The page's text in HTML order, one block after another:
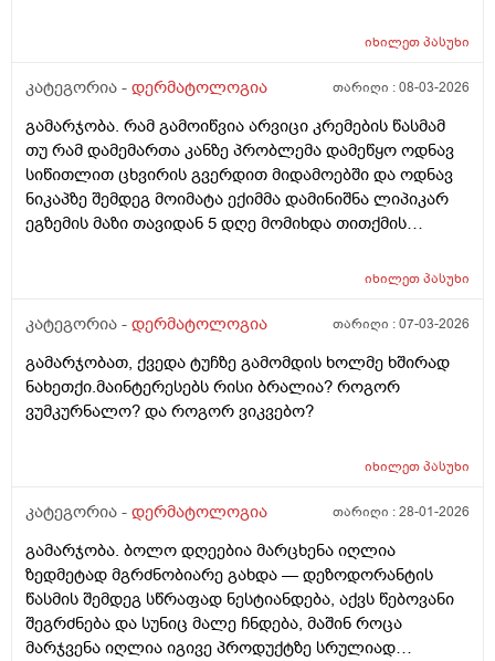
მირჩიეთ რა მაზი შემიძლია გამოვიყენო. მადლობა
იხილეთპასუხი
კატეგორია - დერმატოლოგია თარიღი :08-03-2026
გამარჯობა. რამ გამოიწვია არვიცი კრემების წასმამ
თუ რამ დამემართა კანზე პრობლემა დამეწყო ოდნავ
სიწითლით ცხვირის გვერდით მიდამოებში და ოდნავ
ნიკაპზე შემდეგ მოიმატა ექიმმა დამინიშნა ლიპიკარ
ეგზემის მაზი თავიდან 5 დღე მომიხდა თითქმის
და დაემატა წარბებს შორის . გავაგრძელე ეს ეგზემია
არ ვისმევ მაგრამ კანი მაქვს საშინლად გამომშრალი
ზუსტად რა მჭირს მეშინია რაიმე კრემია წასმა რომ
უარესი არ დამემართოს რა შეიძლება გავაკეთო ?
იხილეთპასუხი
კატეგორია - დერმატოლოგია თარიღი :07-03-2026
გამარჯობათ, ქვედა ტუჩზე გამომდის ხოლმე ხშირად
ნახეთქი.მაინტერესებს რისი ბრალია? როგორ
ვუმკურნალო? და როგორ ვიკვებო?
იხილეთპასუხი
კატეგორია - დერმატოლოგია თარიღი :28-01-2026
გამარჯობა. ბოლო დღეებია მარცხენა იღლია
ზედმეტად მგრძნობიარე გახდა — დეზოდორანტის
წასმის შემდეგ სწრაფად ნესტიანდება, აქვს წებოვანი
შეგრძნება და სუნიც მალე ჩნდება, მაშინ როცა
მარჯვენა იღლია იგივე პროდუქტზე სრულიად